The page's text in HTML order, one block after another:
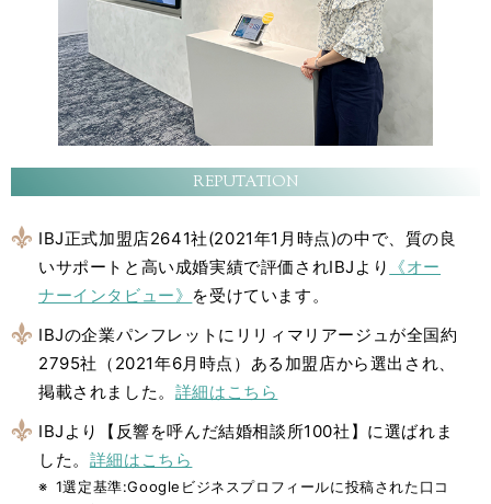
REPUTATION
IBJ正式加盟店2641社(2021年1月時点)の中で、質の良
いサポートと高い成婚実績で評価されIBJより 《オー
ナーインタビュー》 を受けています。
IBJの企業パンフレットにリリィマリアージュが全国約
2795社（2021年6月時点）ある加盟店から選出され、
掲載されました。 詳細はこちら
IBJより【反響を呼んだ結婚相談所100社】に選ばれま
した。 詳細はこちら
1選定基準:Googleビジネスプロフィールに投稿された口コ